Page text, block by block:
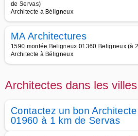
de Servas)
Architecte à Béligneux
MA Architectures
1590 montée Beligneux 01360 Beligneux (à
Architecte à Béligneux
Architectes dans les
Contactez un bon
01960 à 1 km de Servas